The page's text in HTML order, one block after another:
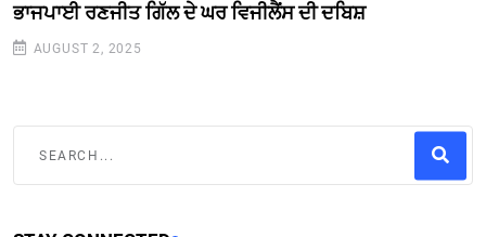
ਭਾਜਪਾਈ ਰਣਜੀਤ ਗਿੱਲ ਦੇ ਘਰ ਵਿਜੀਲੈਂਸ ਦੀ ਦਬਿਸ਼
AUGUST 2, 2025